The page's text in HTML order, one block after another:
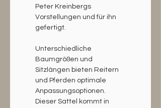
Peter Kreinbergs
Vorstellungen und für ihn
gefertigt.
Unterschiedliche
Baumgrößen und
Sitzlängen bieten Reitern
und Pferden optimale
Anpassungs­optionen.
Dieser Sattel kommt in